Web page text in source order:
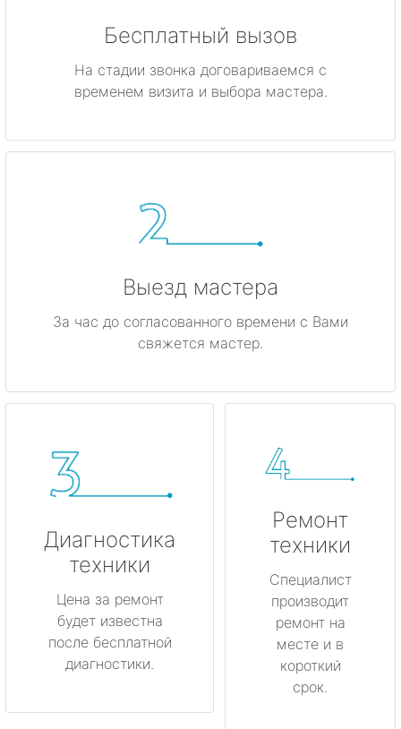
Бесплатный вызов
На стадии звонка договариваемся с
временем визита и выбора мастера.
Выезд мастера
За час до согласованного времени с Вами
свяжется мастер.
Диагностика
техники
Цена за ремонт
будет известна
после бесплатной
диагностики.
Ремонт
техники
Специалист
производит
ремонт на
месте и в
короткий
срок.